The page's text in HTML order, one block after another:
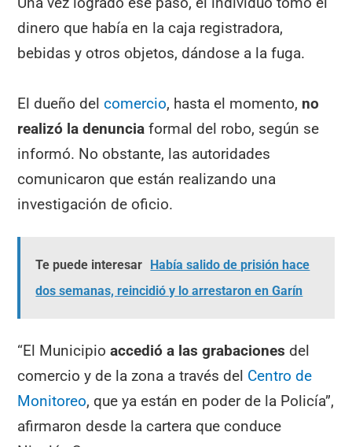
dinero que había en la caja registradora,
bebidas y otros objetos, dándose a la fuga.
El dueño delcomercio, hasta el momento, no
realizó la denuncia formal del robo, según se
informó. No obstante, las autoridades
comunicaron que están realizando una
investigación de oficio.
Te puede interesar Había salido de prisión hace
dos semanas, reincidió y lo arrestaron en Garín
“El Municipioaccedió a las grabaciones del
comercio y de la zona a través del Centro de
Monitoreo, que ya están en poder de la Policía”,
afirmaron desde la cartera que conduce